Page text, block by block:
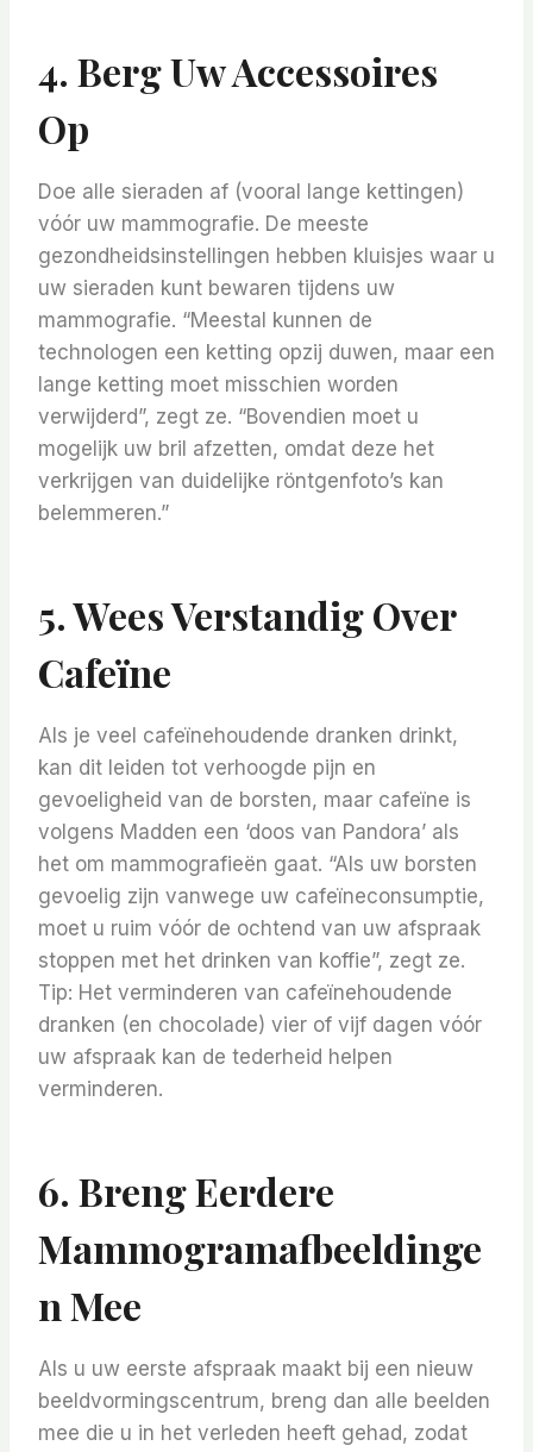
4. Berg Uw Accessoires
Op
Doe alle sieraden af ​​(vooral lange kettingen)
vóór uw mammografie. De meeste
gezondheidsinstellingen hebben kluisjes waar u
uw sieraden kunt bewaren tijdens uw
mammografie. “Meestal kunnen de
technologen een ketting opzij duwen, maar een
lange ketting moet misschien worden
verwijderd”, zegt ze. “Bovendien moet u
mogelijk uw bril afzetten, omdat deze het
verkrijgen van duidelijke röntgenfoto’s kan
belemmeren.”
5. Wees Verstandig Over
Cafeïne
Als je veel cafeïnehoudende dranken drinkt,
kan dit leiden tot verhoogde pijn en
gevoeligheid van de borsten, maar cafeïne is
volgens Madden een ‘doos van Pandora’ als
het om mammografieën gaat. “Als uw borsten
gevoelig zijn vanwege uw cafeïneconsumptie,
moet u ruim vóór de ochtend van uw afspraak
stoppen met het drinken van koffie”, zegt ze.
Tip: Het verminderen van cafeïnehoudende
dranken (en chocolade) vier of vijf dagen vóór
uw afspraak kan de tederheid helpen
verminderen.
6. Breng Eerdere
Mammogramafbeeldinge
N Mee
Als u uw eerste afspraak maakt bij een nieuw
beeldvormingscentrum, breng dan alle beelden
mee die u in het verleden heeft gehad, zodat